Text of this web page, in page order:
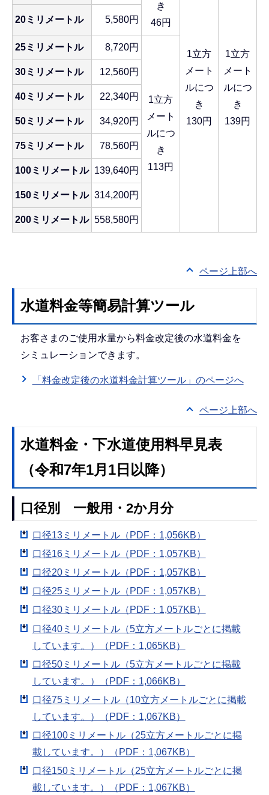
き
46円
1立方
メート
ルにつ
き
130円
1立方
メート
ルにつ
き
139円
20ミリメートル 5,580円
25ミリメートル 8,720円
1立方
メート
ルにつ
き
113円
30ミリメートル 12,560円
40ミリメートル 22,340円
50ミリメートル 34,920円
75ミリメートル 78,560円
100ミリメートル 139,640円
150ミリメートル 314,200円
200ミリメートル 558,580円
ページ上部へ
水道料金等簡易計算ツール
お客さまのご使用水量から料金改定後の水道料金を
シミュレーションできます。
「料金改定後の水道料金計算ツール」のページへ
ページ上部へ
水道料金・下水道使用料早見表
（令和7年1月1日以降）
口径別 一般用・2か月分
口径13ミリメートル（PDF：1,056KB）
口径16ミリメートル（PDF：1,057KB）
口径20ミリメートル（PDF：1,057KB）
口径25ミリメートル（PDF：1,057KB）
口径30ミリメートル（PDF：1,057KB）
口径40ミリメートル（5立方メートルごとに掲載
しています。）（PDF：1,065KB）
口径50ミリメートル（5立方メートルごとに掲載
しています。）（PDF：1,066KB）
口径75ミリメートル（10立方メートルごとに掲載
しています。）（PDF：1,067KB）
口径100ミリメートル（25立方メートルごとに掲
載しています。）（PDF：1,067KB）
口径150ミリメートル（25立方メートルごとに掲
載しています。）（PDF：1,067KB）